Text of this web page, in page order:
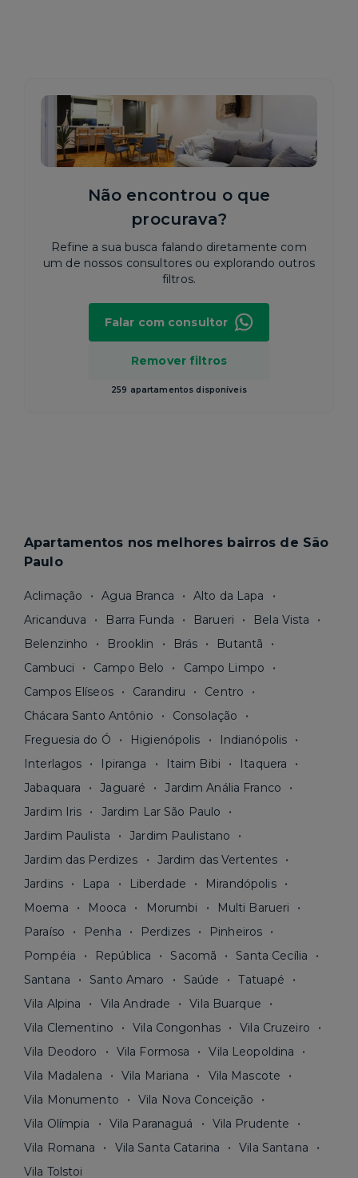
Não encontrou o que
procurava?
Refine a sua busca falando diretamente com
um de nossos consultores ou explorando outros
filtros.
Remover filtros
259 apartamentos disponíveis
Falar com consultor
Apartamentos nos melhores bairros de São
Paulo
Aclimação Agua Branca
Alto da Lapa
Aricanduva
Barra Funda Barueri
Bela Vista
Belenzinho
Brooklin Brás
Butantã
Cambuci
Campo Belo
Campo Limpo
Campos Elíseos
Carandiru
Centro
Chácara Santo Antônio
Consolação
Freguesia do Ó
Higienópolis
Indianópolis
Interlagos
Ipiranga Itaim Bibi
Itaquera
Jabaquara
Jaguaré
Jardim Anália Franco
Jardim Iris
Jardim Lar São Paulo
Jardim Paulista
Jardim Paulistano
Jardim das Perdizes
Jardim das Vertentes
Jardins
Lapa Liberdade
Mirandópolis
Moema
Mooca Morumbi
Multi Barueri
Paraíso
Penha Perdizes
Pinheiros
Pompéia
República Sacomã
Santa Cecília
Santana
Santo Amaro Saúde
Tatuapé
Vila Alpina
Vila Andrade
Vila Buarque
Vila Clementino
Vila Congonhas
Vila Cruzeiro
Vila Deodoro
Vila Formosa
Vila Leopoldina
Vila Madalena
Vila Mariana
Vila Mascote
Vila Monumento
Vila Nova Conceição
Vila Olímpia
Vila Paranaguá
Vila Prudente
Vila Romana
Vila Santa Catarina
Vila Santana
Vila Tolstoi